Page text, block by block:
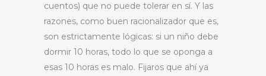
cuentos) que no puede tolerar en sí. Y las
razones, como buen racionalizador que es,
son estrictamente lógicas: si un niño debe
dormir 10 horas, todo lo que se oponga a
esas 10 horas es malo. Fijaros que ahí ya